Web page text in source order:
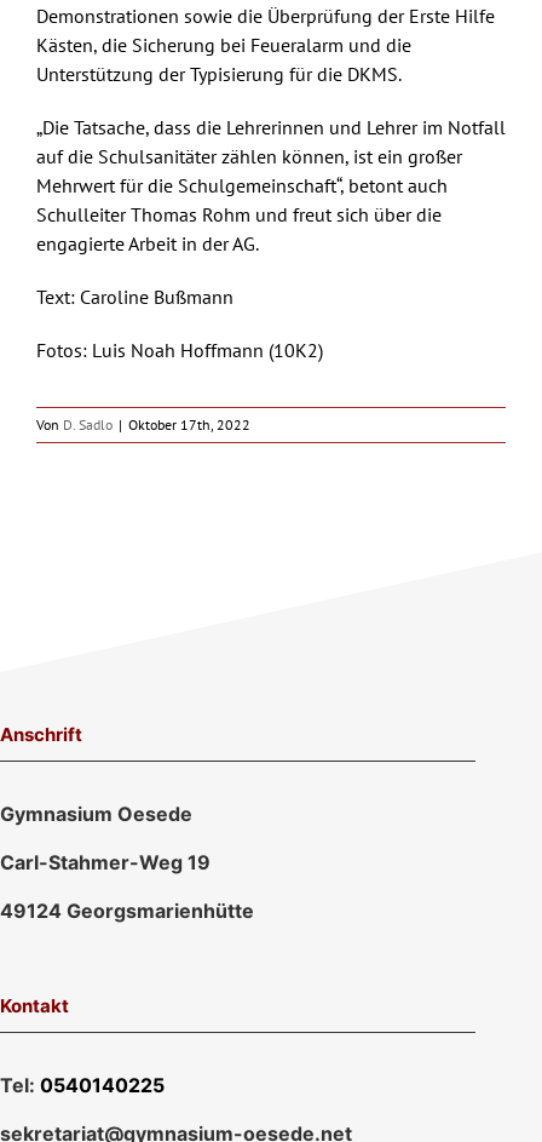
Demonstrationen sowie die Überprüfung der Erste Hilfe
Kästen, die Sicherung bei Feueralarm und die
Unterstützung der Typisierung für die DKMS.
„Die Tatsache, dass die Lehrerinnen und Lehrer im Notfall
auf die Schulsanitäter zählen können, ist ein großer
Mehrwert für die Schulgemeinschaft“, betont auch
Schulleiter Thomas Rohm und freut sich über die
engagierte Arbeit in der AG.
Text: Caroline Bußmann
Fotos: Luis Noah Hoffmann (10K2)
Von D. Sadlo | Oktober 17th, 2022
Anschrift
Gymnasium Oesede
Carl-Stahmer-Weg 19
49124 Georgsmarienhütte
Kontakt
Tel: 0540140225
sekretariat@gymnasium-oesede.net